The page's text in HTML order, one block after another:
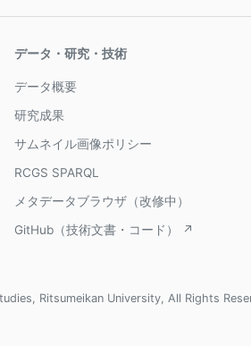
データ・研究・技術
データ概要
研究成果
サムネイル画像ポリシー
RCGS SPARQL
メタデータブラウザ（改修中）
GitHub（技術文書・コード） ↗
Ritsumeikan University, All Rights